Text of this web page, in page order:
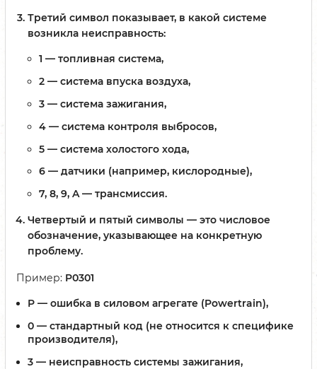
Третий символ показывает, в какой системе
возникла неисправность:
1 — топливная система,
2 — система впуска воздуха,
3 — система зажигания,
4 — система контроля выбросов,
5 — система холостого хода,
6 — датчики (например, кислородные),
7, 8, 9, A— трансмиссия.
Четвертый и пятый символы — это числовое
обозначение, указывающее на конкретную
проблему.
Пример: P0301
P — ошибка в силовом агрегате (Powertrain),
0 — стандартный код (не относится к специфике
производителя),
3 — неисправность системы зажигания,